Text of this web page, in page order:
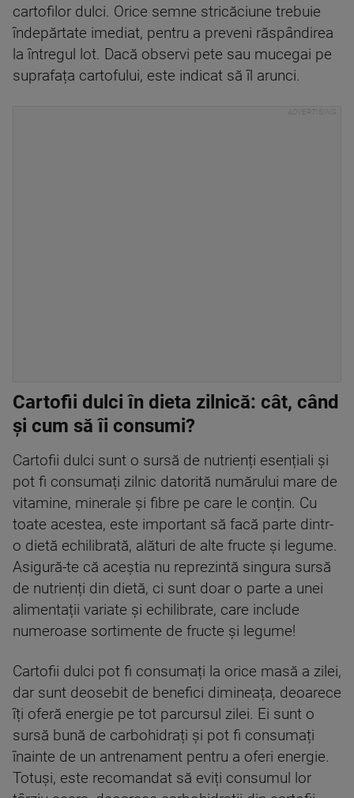
cartofilor dulci. Orice semne stricăciune trebuie
îndepărtate imediat, pentru a preveni răspândirea
la întregul lot. Dacă observi pete sau mucegai pe
suprafața cartofului, este indicat să îl arunci.
Cartofii dulci în dieta zilnică: cât, când
și cum să îi consumi?
Cartofii dulci sunt o sursă de nutrienți esențiali și
pot fi consumați zilnic datorită numărului mare de
vitamine, minerale și fibre pe care le conțin. Cu
toate acestea, este important să facă parte dintr-
o dietă echilibrată, alături de alte fructe și legume.
Asigură-te că aceștia nu reprezintă singura sursă
de nutrienți din dietă, ci sunt doar o parte a unei
alimentații variate și echilibrate, care include
numeroase sortimente de fructe și legume!
Cartofii dulci pot fi consumați la orice masă a zilei,
dar sunt deosebit de benefici dimineața, deoarece
îți oferă energie pe tot parcursul zilei. Ei sunt o
sursă bună de carbohidrați și pot fi consumați
înainte de un antrenament pentru a oferi energie.
Totuși, este recomandat să eviți consumul lor